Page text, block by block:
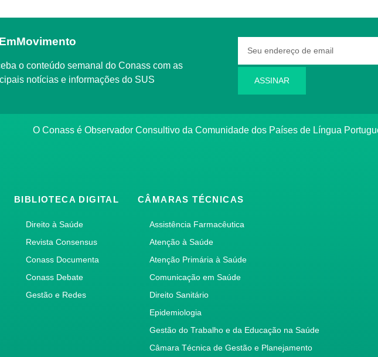
notícias e informações do SUS
ASSINAR
O Conass é Observador Consultivo da Comunidade dos Países de Língua
BIBLIOTECA DIGITAL
Direito à Saúde
Revista Consensus
Conass Documenta
Conass Debate
Gestão e Redes
CÂMARAS TÉCNICAS
Assistência Farmacêutica
Atenção à Saúde
Atenção Primária à Saúde
Comunicação em Saúde
Direito Sanitário
Epidemiologia
Gestão do Trabalho e da Educação na Saúde
Câmara Técnica de Gestão e Planejamento